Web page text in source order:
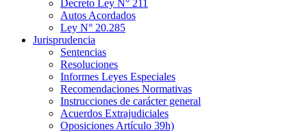
Decreto Ley N° 211
Autos Acordados
Ley N° 20.285
Jurisprudencia
Sentencias
Resoluciones
Informes Leyes Especiales
Recomendaciones Normativas
Instrucciones de carácter general
Acuerdos Extrajudiciales
Oposiciones Artículo 39h)